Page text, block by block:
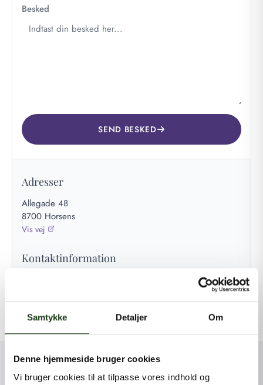
Samtykke Detaljer Om
Denne hjemmeside bruger cookies
Vi bruger cookies til at tilpasse vores indhold og
Besked
SEND BESKED
Adresser
Allegade 48
8700 Horsens
Vis vej
Kontaktinformation